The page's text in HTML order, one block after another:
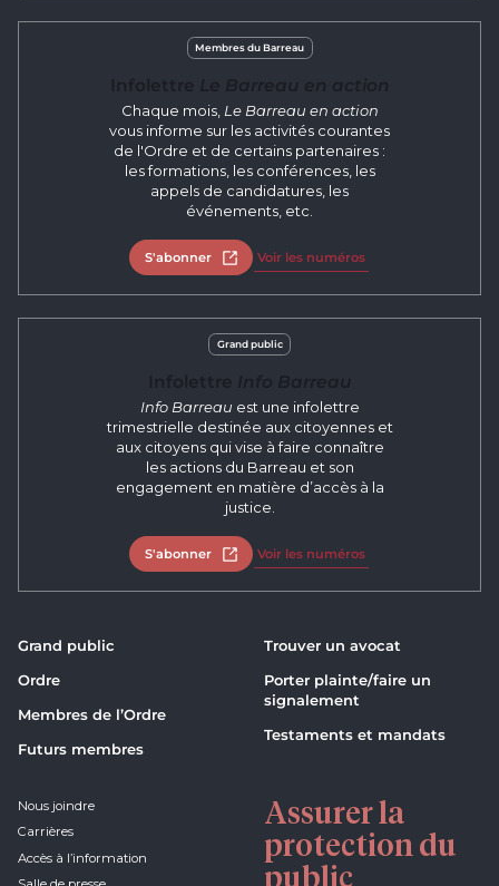
Membres du Barreau
Chaque mois, Le Barreau en action
vous informe sur les activités courantes
de l'Ordre et de certains partenaires :
les formations, les conférences, les
appels de candidatures, les
événements, etc.
S'abonner Ouvrir dans un nouvel onglet
Voir les numéros
Grand public
Info Barreau est une infolettre
trimestrielle destinée aux citoyennes et
aux citoyens qui vise à faire connaître
les actions du Barreau et son
engagement en matière d’accès à la
justice.
S'abonner Ouvrir dans un nouvel onglet
Voir les numéros
Grand public
Ordre
Membres de l’Ordre
Futurs membres
Trouver un avocat
Porter plainte/faire un
signalement
Testaments et mandats
Nous joindre
Carrières
Accès à l’information
Assurer la
protection du
public